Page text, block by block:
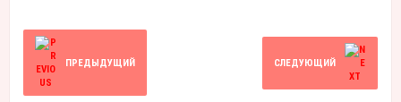
ПРЕДЫДУЩИЙ СЛЕДУЮЩИЙ